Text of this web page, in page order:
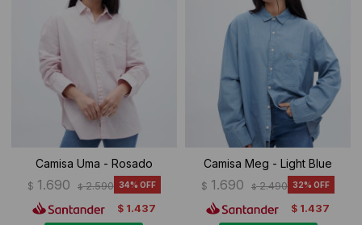
Camisa Uma - Rosado
$ 1.690 $ 2.590 34
$ 1.437
Camisa Meg - Light Blue
$ 1.690 $ 2.490 32
$ 1.437